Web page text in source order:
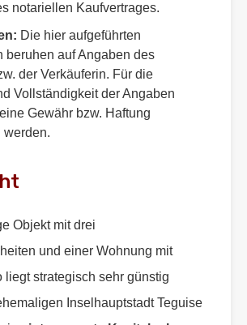
notariellen Kaufvertrages.
Die hier aufgeführten
beruhen auf Angaben des
der Verkäuferin. Für die
Vollständigkeit der Angaben
Gewähr bzw. Haftung
werden.
Objekt mit drei
und einer Wohnung mit
liegt strategisch sehr günstig
Inselhauptstadt Teguise